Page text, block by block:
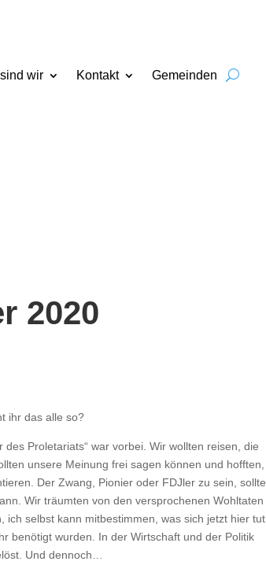
wir Kontakt Gemeinden
2020
ihr das alle so?
Proletariats“ war vorbei. Wir wollten reisen, die
unsere Meinung frei sagen können und hofften,
Der Zwang, Pionier oder FDJler zu sein, sollte
Wir träumten von den versprochenen Wohltaten
selbst kann mitbestimmen, was sich jetzt hier tut.
benötigt wurden. In der Wirtschaft und der Politik
Und dennoch…